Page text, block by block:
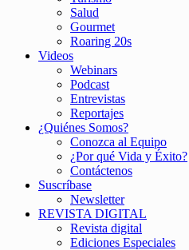
Salud
Gourmet
Roaring 20s
Videos
Webinars
Podcast
Entrevistas
Reportajes
¿Quiénes Somos?
Conozca al Equipo
¿Por qué Vida y Éxito?
Contáctenos
Suscríbase
Newsletter
REVISTA DIGITAL
Revista digital
Ediciones Especiales